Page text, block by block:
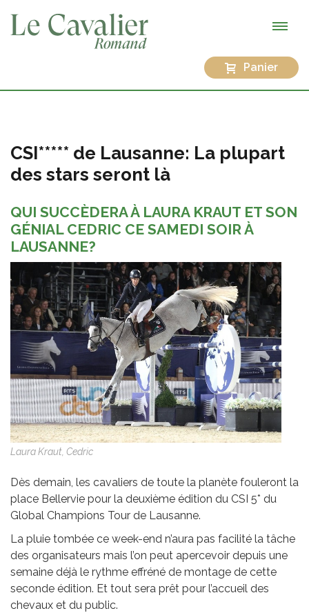
Panier
CSI***** de Lausanne: La plupart
des stars seront là
QUI SUCCÈDERA À LAURA KRAUT ET SON
GÉNIAL CEDRIC CE SAMEDI SOIR À
LAUSANNE?
Laura Kraut, Cedric
Dès demain, les cavaliers de toute la planète fouleront la
place Bellervie pour la deuxième édition du CSI 5* du
Global Champions Tour de Lausanne.
La pluie tombée ce week-end n’aura pas facilité la tâche
des organisateurs mais l’on peut apercevoir depuis une
semaine déjà le rythme effréné de montage de cette
seconde édition. Et tout sera prêt pour l’accueil des
chevaux et du public.